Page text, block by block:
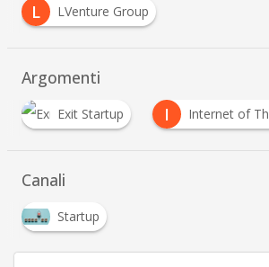
L
LVenture Group
Argomenti
Exit Startup I Internet of
Canali
Startup